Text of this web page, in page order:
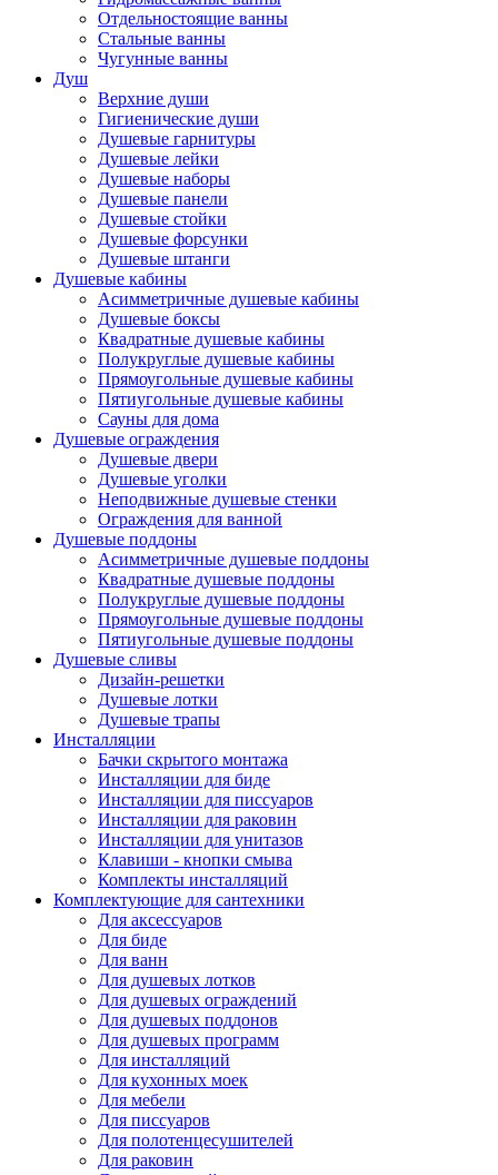
Отдельностоящие ванны
Стальные ванны
Чугунные ванны
Душ
Верхние души
Гигиенические души
Душевые гарнитуры
Душевые лейки
Душевые наборы
Душевые панели
Душевые стойки
Душевые форсунки
Душевые штанги
Душевые кабины
Асимметричные душевые кабины
Душевые боксы
Квадратные душевые кабины
Полукруглые душевые кабины
Прямоугольные душевые кабины
Пятиугольные душевые кабины
Сауны для дома
Душевые ограждения
Душевые двери
Душевые уголки
Неподвижные душевые стенки
Ограждения для ванной
Душевые поддоны
Асимметричные душевые поддоны
Квадратные душевые поддоны
Полукруглые душевые поддоны
Прямоугольные душевые поддоны
Пятиугольные душевые поддоны
Душевые сливы
Дизайн-решетки
Душевые лотки
Душевые трапы
Инсталляции
Бачки скрытого монтажа
Инсталляции для биде
Инсталляции для писсуаров
Инсталляции для раковин
Инсталляции для унитазов
Клавиши - кнопки смыва
Комплекты инсталляций
Комплектующие для сантехники
Для аксессуаров
Для биде
Для ванн
Для душевых лотков
Для душевых ограждений
Для душевых поддонов
Для душевых программ
Для инсталляций
Для кухонных моек
Для мебели
Для писсуаров
Для полотенцесушителей
Для раковин